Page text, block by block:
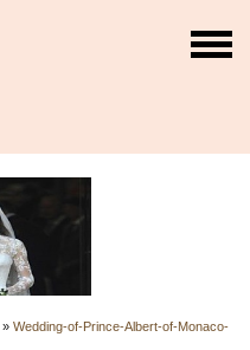
» Wedding-of-Prince-Albert-of-Monaco-